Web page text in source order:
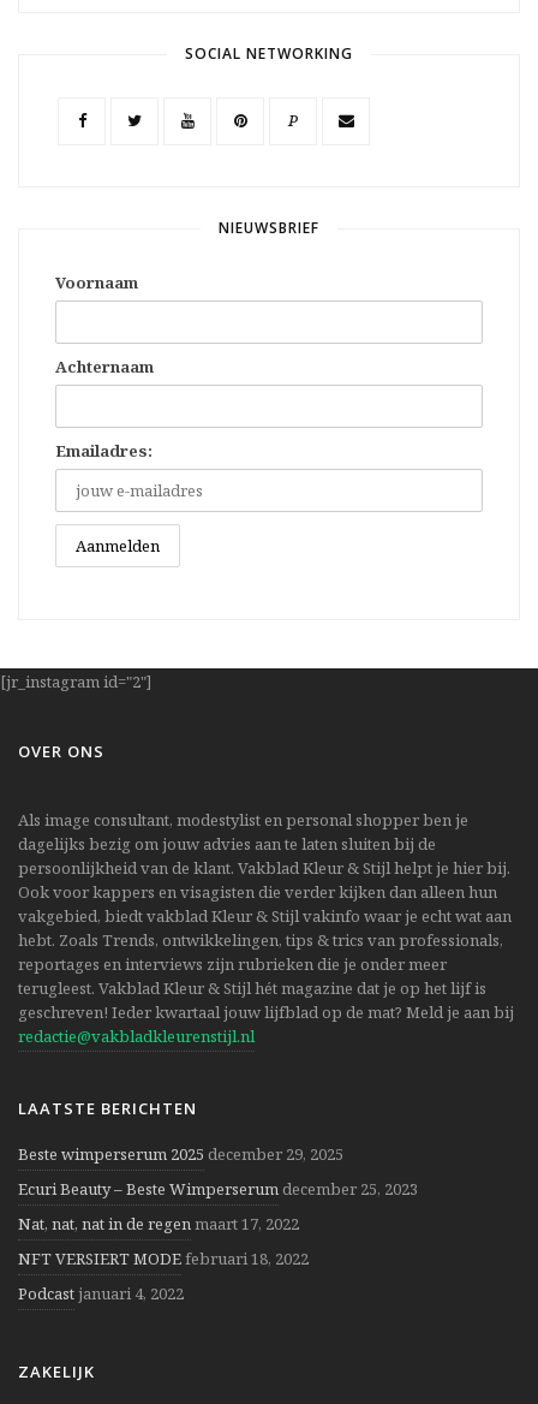
SOCIAL NETWORKING
P
NIEUWSBRIEF
Voornaam
Achternaam
Emailadres:
[jr_instagram id="2"]
OVER ONS
Als image consultant, modestylist en personal shopper ben je
dagelijks bezig om jouw advies aan te laten sluiten bij de
persoonlijkheid van de klant. Vakblad Kleur & Stijl helpt je hier bij.
Ook voor kappers en visagisten die verder kijken dan alleen hun
vakgebied, biedt vakblad Kleur & Stijl vakinfo waar je echt wat aan
hebt. Zoals Trends, ontwikkelingen, tips & trics van professionals,
reportages en interviews zijn rubrieken die je onder meer
terugleest. Vakblad Kleur & Stijl hét magazine dat je op het lijf is
geschreven! Ieder kwartaal jouw lijfblad op de mat? Meld je aan bij
redactie@vakbladkleurenstijl.nl
LAATSTE BERICHTEN
Beste wimperserum 2025 december 29, 2025
Ecuri Beauty – Beste Wimperserum december 25, 2023
Nat, nat, nat in de regenmaart 17, 2022
NFT VERSIERT MODEfebruari 18, 2022
Podcastjanuari 4, 2022
ZAKELIJK